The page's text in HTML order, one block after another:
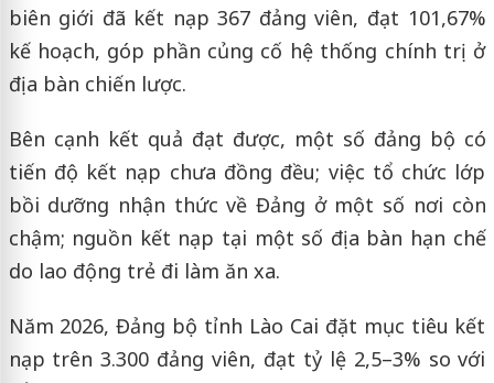
biên giới đã kết nạp 367 đảng viên, đạt 101,67%
kế hoạch, góp phần củng cố hệ thống chính trị ở
địa bàn chiến lược.
Bên cạnh kết quả đạt được, một số đảng bộ có
tiến độ kết nạp chưa đồng đều; việc tổ chức lớp
bồi dưỡng nhận thức về Đảng ở một số nơi còn
chậm; nguồn kết nạp tại một số địa bàn hạn chế
do lao động trẻ đi làm ăn xa.
Năm 2026, Đảng bộ tỉnh Lào Cai đặt mục tiêu kết
nạp trên 3.300 đảng viên, đạt tỷ lệ 2,5–3% so với